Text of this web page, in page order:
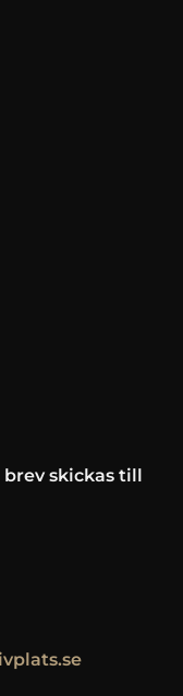
skickas till